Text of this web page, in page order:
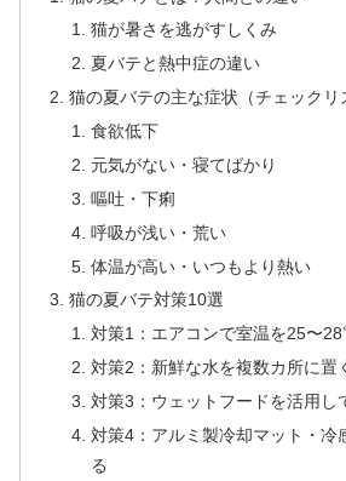
猫が暑さを逃がすしくみ
夏バテと熱中症の違い
猫の夏バテの主な症状（チェックリ
食欲低下
元気がない・寝てばかり
嘔吐・下痢
呼吸が浅い・荒い
体温が高い・いつもより熱い
猫の夏バテ対策10選
対策1：エアコンで室温を25〜
対策2：新鮮な水を複数カ所に置
対策3：ウェットフードを活用し
対策4：アルミ製冷却マット・冷
る